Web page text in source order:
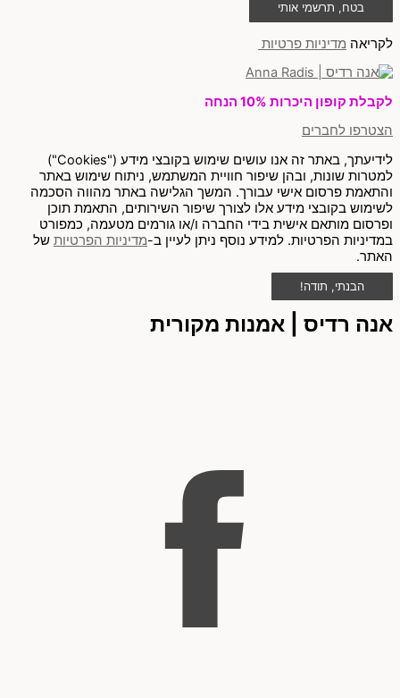
בטח, תרשמי אותי
לקריאה מדיניות פרטיות
לקבלת קופון היכרות 10% הנחה
הצטרפו לחברים
לידיעתך, באתר זה אנו עושים שימוש בקובצי מידע ("Cookies")
למטרות שונות, ובהן שיפור חוויית המשתמש, ניתוח שימוש באתר
והתאמת פרסום אישי עבורך. המשך הגלישה באתר מהווה הסכמה
לשימוש בקובצי מידע אלו לצורך שיפור השירותים, התאמת תוכן
ופרסום מותאם אישית בידי החברה ו/או גורמים מטעמה, כמפורט
במדיניות הפרטיות. למידע נוסף ניתן לעיין ב-מדיניות הפרטיות של
האתר.
הבנתי, תודה!
אנה רדיס | אמנות מקורית